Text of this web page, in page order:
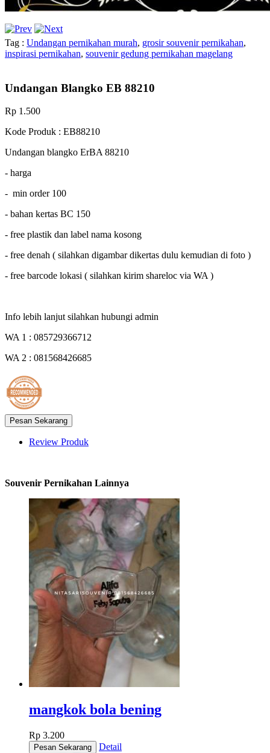
Tag : Undangan pernikahan murah, grosir souvenir pernikahan,
inspirasi pernikahan, souvenir gedung pernikahan magelang
Undangan Blangko EB 88210
Rp 1.500
Kode Produk : EB88210
Undangan blangko ErBA 88210
- harga
- min order 100
- bahan kertas BC 150
- free plastik dan label nama kosong
- free denah ( silahkan digambar dikertas dulu kemudian di foto )
- free barcode lokasi ( silahkan kirim shareloc via WA )
Info lebih lanjut silahkan hubungi admin
WA 1 : 085729366712
WA 2 : 081568426685
Review Produk
Souvenir Pernikahan Lainnya
mangkok bola bening
Rp 3.200
Detail